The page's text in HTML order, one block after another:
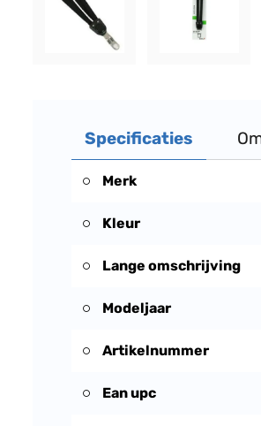
Specificaties
Merk
Kleur
Lange omschrijving
Modeljaar
Artikelnummer
Ean upc